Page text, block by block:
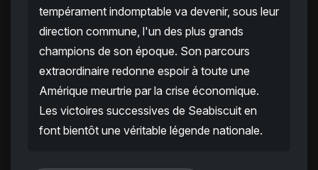
tempérament indomptable va devenir, sous leur
direction commune, l'un des plus grands
champions de son époque. Son parcours
extraordinaire redonne espoir à toute une
Amérique meurtrie par la crise économique.
Les victoires successives de Seabiscuit en
font bientôt une véritable légende nationale.